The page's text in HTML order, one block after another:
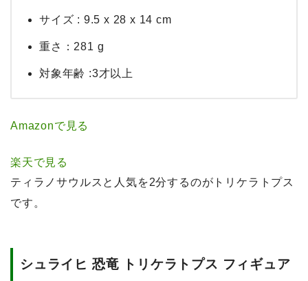
サイズ : 9.5 x 28 x 14 cm
重さ：281 g
対象年齢 :3才以上
Amazonで見る
楽天で見る
ティラノサウルスと人気を2分するのがトリケラトプス
です。
シュライヒ 恐竜 トリケラトプス フィギュア